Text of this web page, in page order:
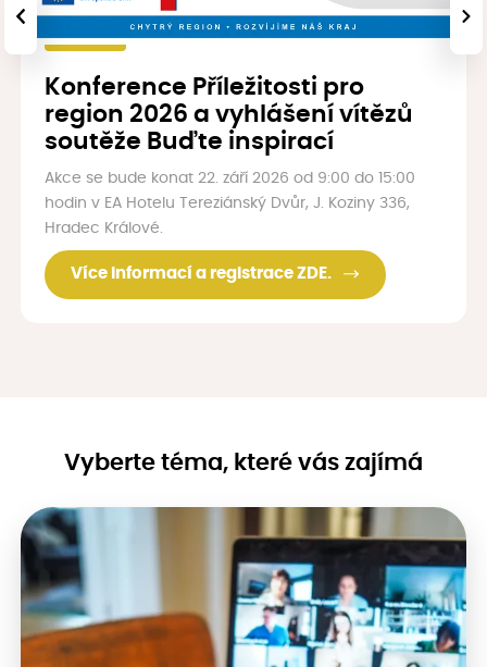
Konference Příležitosti pro
region 2026 a vyhlášení vítězů
soutěže Buďte inspirací
Akce se bude konat 22. září 2026 od 9:00 do 15:00
hodin v EA Hotelu Tereziánský Dvůr, J. Koziny 336,
Hradec Králové.
Více informací a registrace ZDE.
‹ ›
Vyberte téma, které vás zajímá